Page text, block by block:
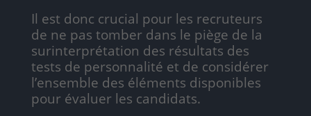
Il est donc crucial pour les recruteurs
de ne pas tomber dans le piège de la
surinterprétation des résultats des
tests de personnalité et de considérer
l’ensemble des éléments disponibles
pour évaluer les candidats.